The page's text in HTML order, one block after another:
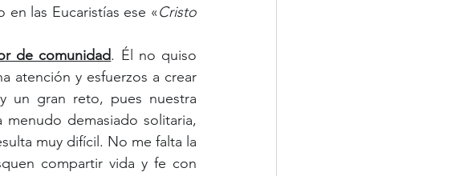
las Eucaristías ese «Cristo
de comunidad. Él no quiso
atención y esfuerzos a crear
un gran reto, pues nuestra
demasiado solitaria,
muy difícil. No me falta la
compartir vida y fe con